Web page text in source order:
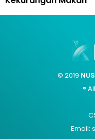
© 2019
®
Email: